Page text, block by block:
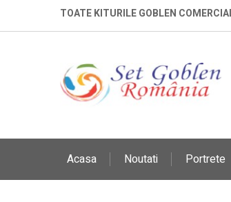
TOATE KITURILE GOBLEN
Acasa Noutati Portrete